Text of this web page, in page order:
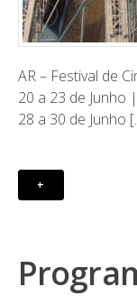
AR – Festival de
20 a 23 de Junho
28 a 30 de Junho
+